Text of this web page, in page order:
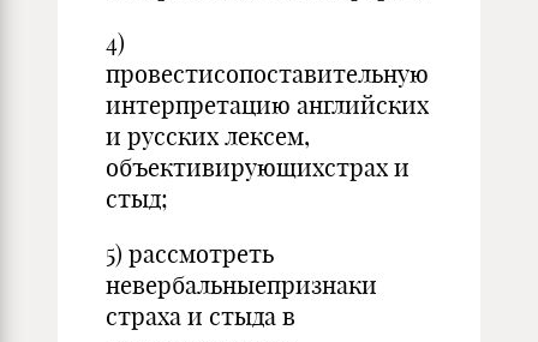
4)
провестисопоставительную
интерпретацию английских
и русских лексем,
объективирующихстрах и
стыд;
5) рассмотреть
невербальныепризнаки
страха и стыда в